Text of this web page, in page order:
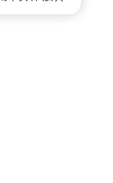
つを選んでみて